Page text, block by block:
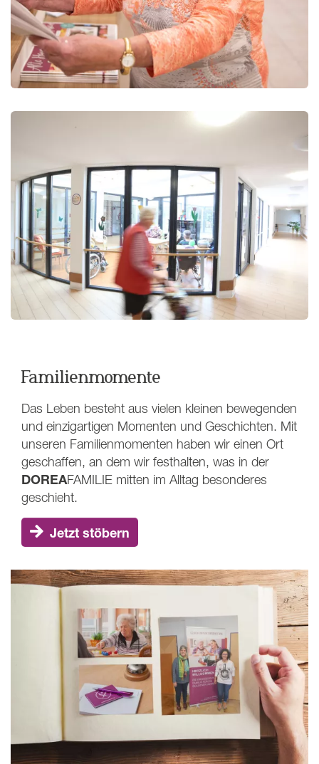
Familienmomente
Das Leben besteht aus vielen kleinen bewegenden
und einzigartigen Momenten und Geschichten. Mit
unseren Familienmomenten haben wir einen Ort
geschaffen, an dem wir festhalten, was in der
DOREAFAMILIE mitten im Alltag besonderes
geschieht.
Jetzt stöbern